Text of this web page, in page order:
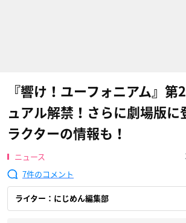
『響け！ユーフォニアム』第
ュアル解禁！さらに劇場版に
ラクターの情報も！
ニュース
7
ライター：にじめん編集部